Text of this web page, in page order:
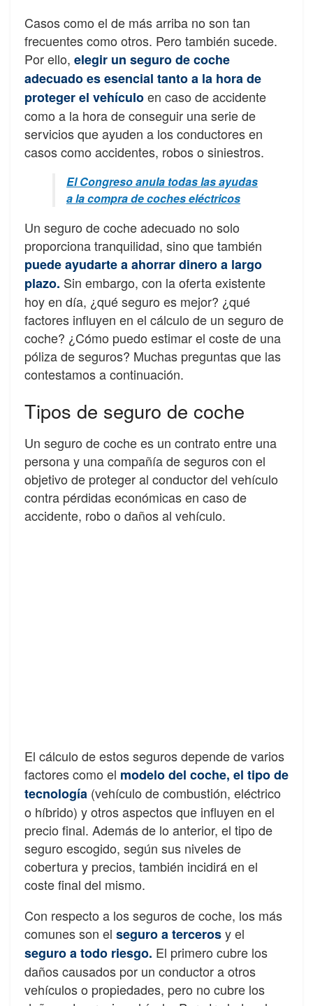
Casos como el de más arriba no son tan
frecuentes como otros. Pero también sucede.
Por ello, elegir un seguro de coche
adecuado es esencial tanto a la hora de
proteger el vehículoen caso de accidente
como a la hora de conseguir una serie de
servicios que ayuden a los conductores en
casos como accidentes, robos o siniestros.
El Congreso anula todas las ayudas
a la compra de coches eléctricos
Un seguro de coche adecuado no solo
proporciona tranquilidad, sino que también
puede ayudarte a ahorrar dinero a largo
plazo. Sin embargo, con la oferta existente
hoy en día, ¿qué seguro es mejor? ¿qué
factores influyen en el cálculo de un seguro de
coche? ¿Cómo puedo estimar el coste de una
póliza de seguros? Muchas preguntas que las
contestamos a continuación.
Tipos de seguro de coche
Un seguro de coche es un contrato entre una
persona y una compañía de seguros con el
objetivo de proteger al conductor del vehículo
contra pérdidas económicas en caso de
accidente, robo o daños al vehículo.
El cálculo de estos seguros depende de varios
factores como el modelo del coche, el tipo de
tecnología (vehículo de combustión, eléctrico
o híbrido) y otros aspectos que influyen en el
precio final. Además de lo anterior, el tipo de
seguro escogido, según sus niveles de
cobertura y precios, también incidirá en el
coste final del mismo.
Con respecto a los seguros de coche, los más
comunes son el seguro a tercerosy el
seguro a todo riesgo. El primero cubre los
daños causados por un conductor a otros
vehículos o propiedades, pero no cubre los